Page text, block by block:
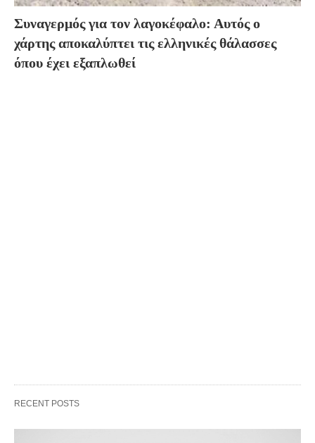
Συναγερμός για τον λαγοκέφαλο: Αυτός ο
χάρτης αποκαλύπτει τις ελληνικές θάλασσες
όπου έχει εξαπλωθεί
RECENT POSTS